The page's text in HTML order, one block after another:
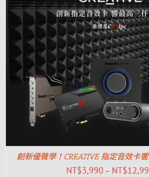
創新優聲學！CREATIVE 指定音效卡
NT$3,990 – NT$